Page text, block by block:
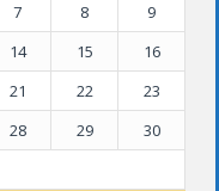
7 8
9
14 15
16
21 22
23
28 29
30